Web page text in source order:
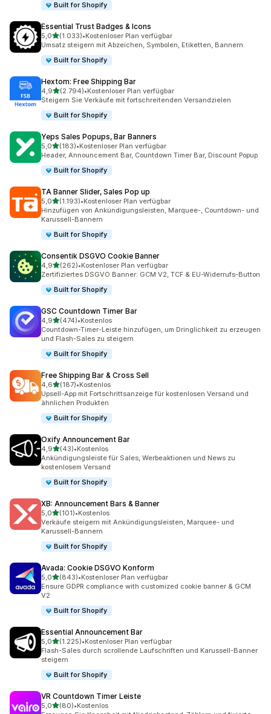
Built for Shopify
Essential Trust Badges & Icons
5,0von 5 Sternen
(1.033)
1033 Rezensionen insgesamt
•Kostenloser Plan verfügbar
Umsatz steigern mit Abzeichen, Symbolen, Etiketten, Bannern.
Built for Shopify
Hextom: Free Shipping Bar
4,9von 5 Sternen
(2.794)
2794 Rezensionen insgesamt
•Kostenloser Plan verfügbar
Steigern Sie Verkäufe mit fortschreitenden Versandzielen
Built for Shopify
Yeps Sales Popups, Bar Banners
5,0von 5 Sternen
(183)
183 Rezensionen insgesamt
•Kostenloser Plan verfügbar
Header, Announcement Bar, Countdown Timer Bar, Discount Popup
Built for Shopify
TA Banner Slider, Sales Pop up
5,0von 5 Sternen
(1.193)
1193 Rezensionen insgesamt
•Kostenloser Plan verfügbar
Hinzufügen von Ankündigungsleisten, Marquee-, Countdown- und
Karussell-Bannern
Built for Shopify
Consentik DSGVO Cookie Banner
4,9von 5 Sternen
(262)
262 Rezensionen insgesamt
•Kostenloser Plan verfügbar
Zertifiziertes DSGVO Banner: GCM V2, TCF & EU-Widerrufs-Button
Built for Shopify
GSC Countdown Timer Bar
4,9von 5 Sternen
(474)
474 Rezensionen insgesamt
•Kostenlos
Countdown-Timer-Leiste hinzufügen, um Dringlichkeit zu erzeugen
und Flash-Sales zu steigern
Built for Shopify
Free Shipping Bar & Cross Sell
4,6von 5 Sternen
(187)
187 Rezensionen insgesamt
•Kostenlos
Upsell-App mit Fortschrittsanzeige für kostenlosen Versand und
ähnlichen Produkten
Built for Shopify
Oxify Announcement Bar
4,9von 5 Sternen
(43)
43 Rezensionen insgesamt
•Kostenlos
Ankündigungsleiste für Sales, Werbeaktionen und News zu
kostenlosem Versand
Built for Shopify
XB: Announcement Bars & Banner
5,0von 5 Sternen
(101)
101 Rezensionen insgesamt
•Kostenlos
Verkäufe steigern mit Ankündigungsleisten, Marquee- und
Karussell-Bannern
Built for Shopify
Avada: Cookie DSGVO Konform
5,0von 5 Sternen
(843)
843 Rezensionen insgesamt
•Kostenloser Plan verfügbar
Ensure GDPR compliance with customized cookie banner & GCM
V2
Built for Shopify
Essential Announcement Bar
5,0von 5 Sternen
(1.225)
1225 Rezensionen insgesamt
•Kostenloser Plan verfügbar
Flash-Sales durch scrollende Laufschriften und Karussell-Banner
steigern
Built for Shopify
VR Countdown Timer Leiste
5,0von 5 Sternen
(80)
80 Rezensionen insgesamt
•Kostenlos